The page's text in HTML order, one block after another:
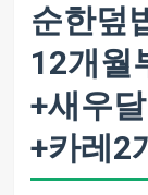
순한덮
12개월
+새우
+카레2